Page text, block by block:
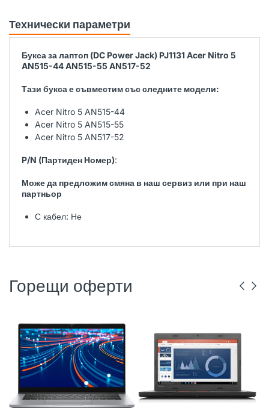
Технически параметри
Букса за лаптоп (DC Power Jack) PJ1131 Acer Nitro 5
AN515-44 AN515-55 AN517-52
Тази букса е съвместим със следните модели:
Acer Nitro 5 AN515-44
Acer Nitro 5 AN515-55
Acer Nitro 5 AN517-52
P/N (Партиден Номер):
Може да предложим смяна в наш сервиз или при наш
партньор
С кабел: Не
Горещи оферти